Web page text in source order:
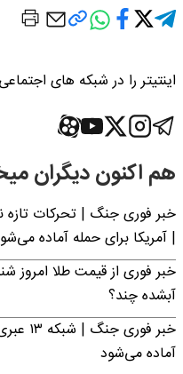
اینتیتر را در شبکه های
هم اکنون دیگران
خبر فوری جنگ | تحرکات تازه
| آمریکا برای حمله آماده
آبشده چند؟
خبر
آماده می‌شود